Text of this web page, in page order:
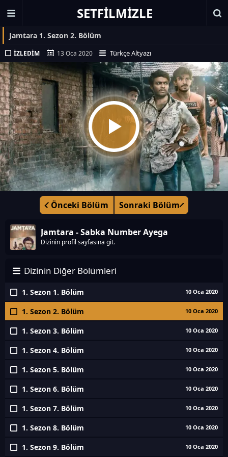
SETFILMIZLE
Jamtara 1. Sezon 2. Bölüm
İZLEDIM 13 Oca 2020 Türkçe Altyazı
Önceki Bölüm Sonraki Bölüm
Jamtara - Sabka Number Ayega
Dizinin profil sayfasına git.
Dizinin Diğer Bölümleri
1. Sezon 1. Bölüm 10 Oca 2020
1. Sezon 2. Bölüm 10 Oca 2020
1. Sezon 3. Bölüm 10 Oca 2020
1. Sezon 4. Bölüm 10 Oca 2020
1. Sezon 5. Bölüm 10 Oca 2020
1. Sezon 6. Bölüm 10 Oca 2020
1. Sezon 7. Bölüm 10 Oca 2020
1. Sezon 8. Bölüm 10 Oca 2020
1. Sezon 9. Bölüm 10 Oca 2020